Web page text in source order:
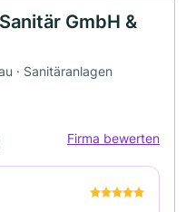
GmbH &
· Sanitäranlagen
Firma bewerten